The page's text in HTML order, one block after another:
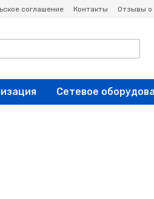
соглашение Контакты
Отзывы о
Сетевое